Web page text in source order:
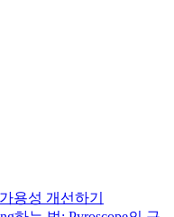
용성 개선하기